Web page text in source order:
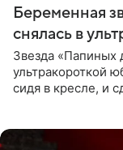
Беременная
снялась в
Звезда «Папиных
ультракороткой
сидя в кресле, и